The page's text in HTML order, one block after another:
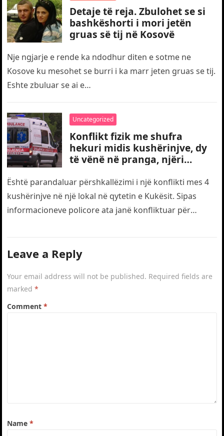
Detaje të reja. Zbulohet se si
bashkëshorti i mori jetën
gruas së tij në Kosovë
Nje ngjarje e rende ka ndodhur diten e sotme ne
Kosove ku mesohet se burri i ka marr jeten gruas se tij.
Eshte zbuluar se ai e…
Uncategorized
Konflikt fizik me shufra
hekuri midis kushërinjve, dy
të vënë në pranga, njëri
drejt traumës
Është parandaluar përshkallëzimi i një konflikti mes 4
kushërinjve në një lokal në qytetin e Kukësit. Sipas
informacioneve policore ata janë konfliktuar për
Leave a Reply
Your email address will not be published. Required fields are
marked*
Comment*
Name*